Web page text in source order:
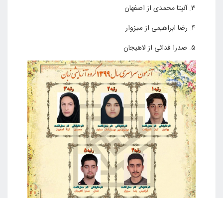
۳. آنیتا محمدی از اصفهان
۴. رضا ابراهیمی از سبزوار
۵. صدرا فدائی از لاهیجان